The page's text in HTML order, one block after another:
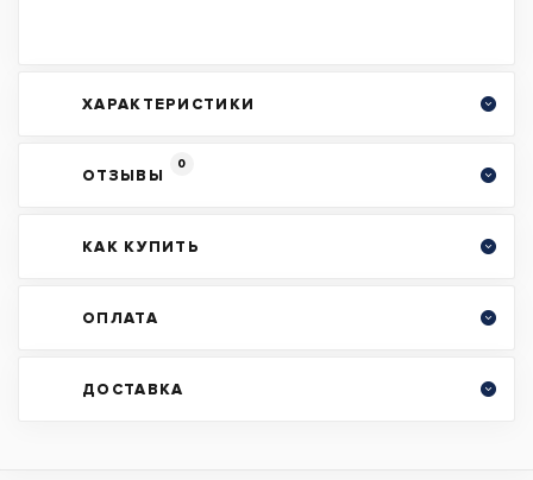
ХАРАКТЕРИСТИКИ
ОТЗЫВЫ
0
КАК КУПИТЬ
ОПЛАТА
ДОСТАВКА